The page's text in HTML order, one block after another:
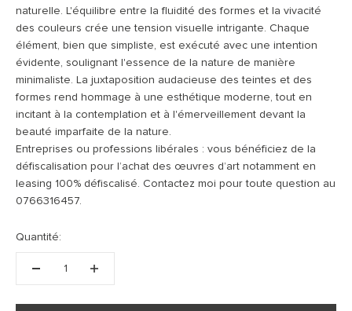
naturelle. L'équilibre entre la fluidité des formes et la vivacité
des couleurs crée une tension visuelle intrigante. Chaque
élément, bien que simpliste, est exécuté avec une intention
évidente, soulignant l'essence de la nature de manière
minimaliste. La juxtaposition audacieuse des teintes et des
formes rend hommage à une esthétique moderne, tout en
incitant à la contemplation et à l'émerveillement devant la
beauté imparfaite de la nature.
Entreprises ou professions libérales : vous bénéficiez de la
défiscalisation pour l’achat des œuvres d’art notamment en
leasing 100% défiscalisé. Contactez moi pour toute question au
0766316457.
Quantité: